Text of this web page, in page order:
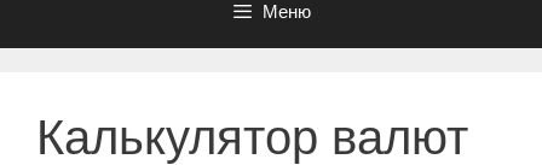
Меню
Калькулятор валют